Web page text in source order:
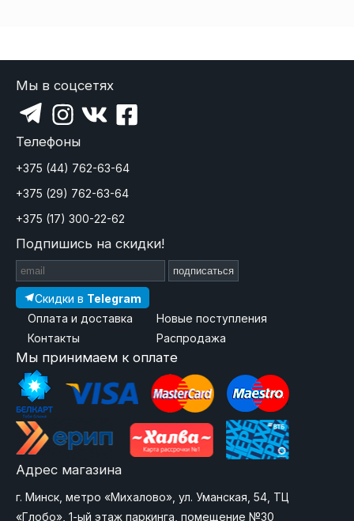
Мы в соцсетях
Телефоны
+375 (44) 762-63-64
+375 (29) 762-63-64
+375 (17) 300-22-62
Подпишись на скидки!
подписаться
Скидки в Telegram
Оплата и доставка
Контакты
Новые поступления
Распродажа
Мы принимаем к оплате
Адрес магазина
г. Минск, метро «Михалово», ул. Уманская, 54, ТЦ
«Глобо», 1-ый этаж паркинга, помещение №30